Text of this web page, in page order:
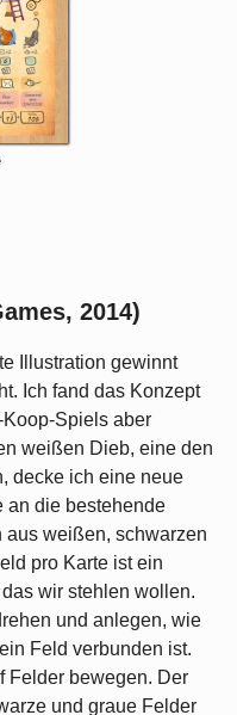
2014)
Illustration gewinnt
Ich fand das Konzept
Spiels aber
weißen Dieb, eine den
decke ich eine neue
an die bestehende
weißen, schwarzen
pro Karte ist ein
wir stehlen wollen.
und anlegen, wie
Feld verbunden ist.
Felder bewegen. Der
und graue Felder